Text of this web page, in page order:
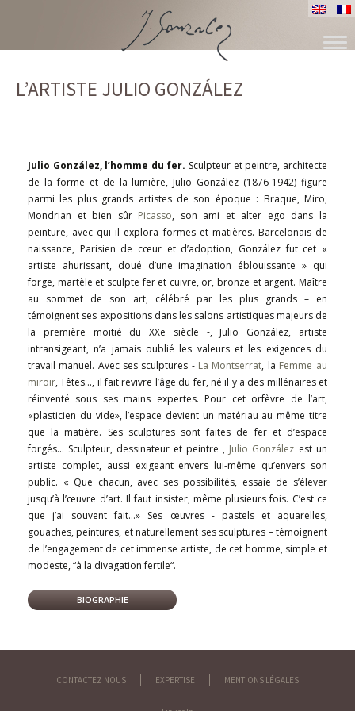
CONTENU
L’ARTISTE JULIO GONZÁLEZ
Julio González, l’homme du fer. Sculpteur et peintre, architecte
de la forme et de la lumière, Julio González (1876-1942) figure
parmi les plus grands artistes de son époque : Braque, Miro,
Mondrian et bien sûr Picasso, son ami et alter ego dans la
peinture, avec qui il explora formes et matières. Barcelonais de
naissance, Parisien de cœur et d’adoption, González fut cet «
artiste ahurissant, doué d’une imagination éblouissante » qui
forge, martèle et sculpte fer et cuivre, or, bronze et argent. Maître
au sommet de son art, célébré par les plus grands – en
témoignent ses expositions dans les salons artistiques majeurs de
la première moitié du XXe siècle -, Julio González, artiste
intransigeant, n’a jamais oublié les valeurs et les exigences du
travail manuel. Avec ses sculptures - La Montserrat, la Femme au
miroir, Têtes…, il fait revivre l’âge du fer, né il y a des millénaires et
réinventé sous ses mains expertes. Pour cet orfèvre de l’art,
«plasticien du vide», l’espace devient un matériau au même titre
que la matière. Ses sculptures sont faites de fer et d’espace
forgés… Sculpteur, dessinateur et peintre , Julio González est un
artiste complet, aussi exigeant envers lui-même qu’envers son
public. « Que chacun, avec ses possibilités, essaie de s’élever
jusqu’à l’œuvre d’art. Il faut insister, même plusieurs fois. C’est ce
que j’ai souvent fait…» Ses œuvres - pastels et aquarelles,
gouaches, peintures, et naturellement ses sculptures – témoignent
de l’engagement de cet immense artiste, de cet homme, simple et
modeste, “à la divagation fertile“.
BIOGRAPHIE
CONTACTEZ NOUS EXPERTISE MENTIONS LÉGALES